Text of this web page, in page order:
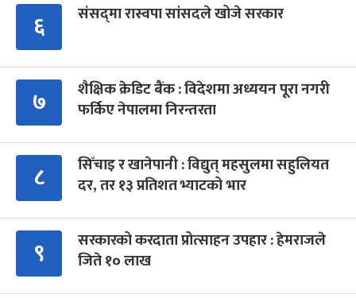
६ संसद्‍मा रास्वपा सांसदले खोजे सरकार
७
शैक्षिक क्रेडिट बैंक : विदेशमा अध्ययन पूरा नगरी
फर्किए नेपालमा निरन्तरता
८
सिँचाइ र खानेपानी : विद्युत् महसुलमा सहुलियत
दर, तर १३ प्रतिशत भ्याटको भार
९
सरकारको करदाता प्रोत्साहन उपहार : हेमराजले
जिते १० लाख